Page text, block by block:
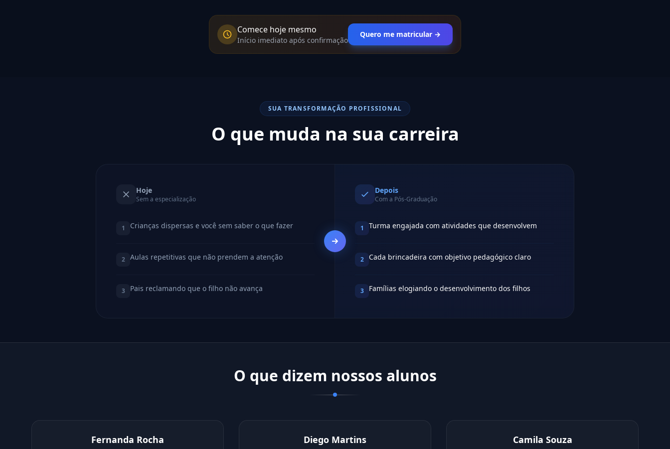
Comece hoje mesmo
Início imediato após confirmação
Quero me matricular →
SUA TRANSFORMAÇÃO PROFISSIONAL
O que muda na sua carreira
Hoje
Sem a especialização
1 Crianças dispersas e você sem saber o que fazer
2 Aulas repetitivas que não prendem a atenção
3 Pais reclamando que o filho não avança
Depois
Com a Pós-Graduação
1 Turma engajada com atividades que desenvolvem
2 Cada brincadeira com objetivo pedagógico claro
3 Famílias elogiando o desenvolvimento dos filhos
O que dizem nossos alunos
Fernanda Rocha Diego Martins Camila Souza